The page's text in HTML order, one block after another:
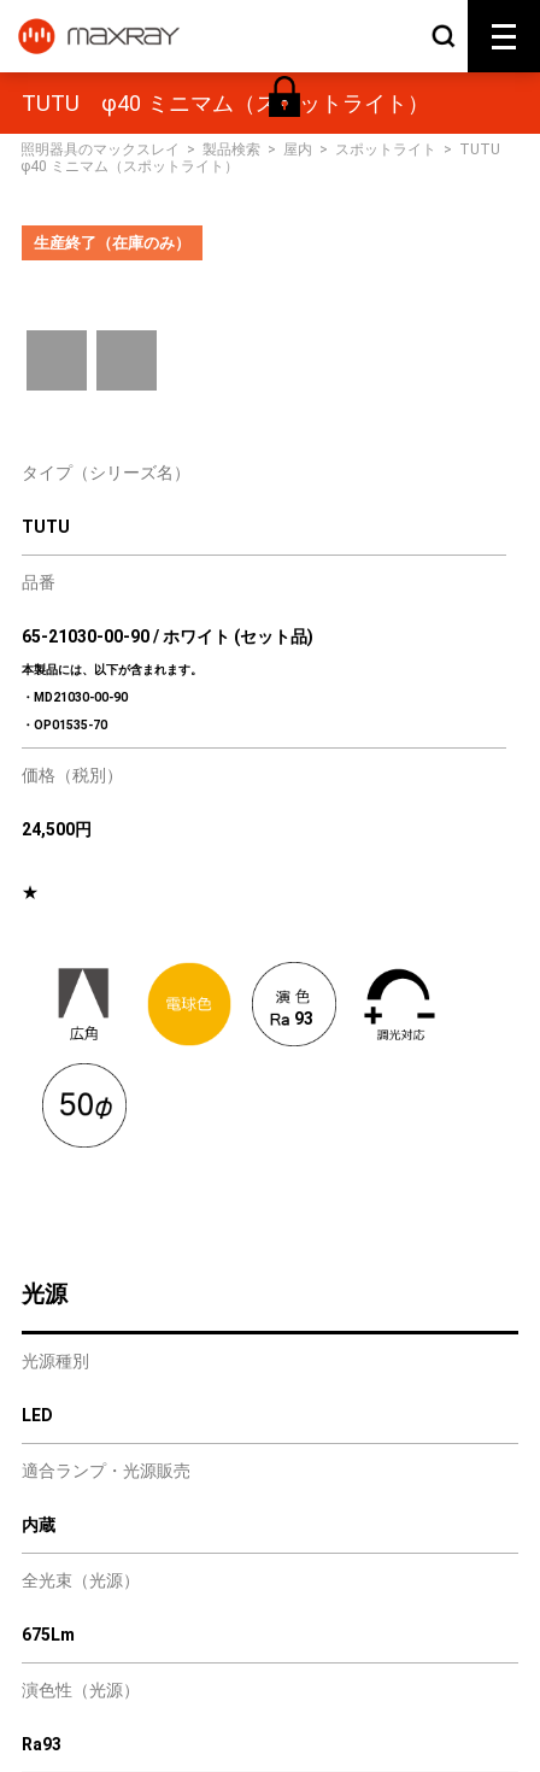
TUTU φ40 ミニマム（スポットライト）
照明器具のマックスレイ > 製品検索 > 屋内 > スポットライト > TUTU
φ40 ミニマム（スポットライト）
生産終了（在庫のみ）
タイプ（シリーズ名）
TUTU
品番
65-21030-00-90 / ホワイト (セット品)
本製品には、以下が含まれます。
・MD21030-00-90
・OP01535-70
価格（税別）
24,500円
★
93
光源
光源種別
LED
適合ランプ・光源販売
内蔵
全光束（光源）
675Lm
演色性（光源）
Ra93